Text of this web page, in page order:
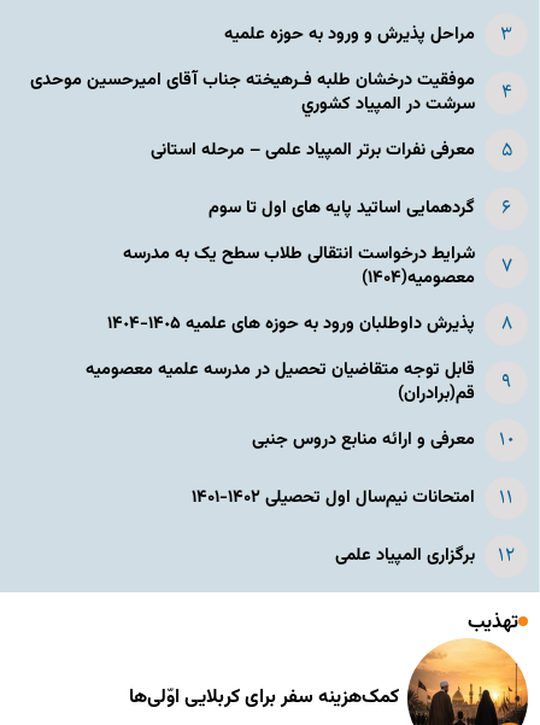
مراحل پذیرش و ورود به حوزه علمیه
موفقیت درخشان طلبه فـرهیخته جناب آقای امیرحسین موحدی
سرشت در المپياد كشوري
معرفی نفرات برتر المپیاد علمی – مرحله استانی
گردهمایی اساتید پایه های اول تا سوم
شرایط درخواست انتقالی طلاب سطح یک به مدرسه
معصومیه(۱۴۰۴)
پذیرش داوطلبان ورود به حوزه های علمیه ١۴٠۵-١۴٠۴
قابل توجه متقاضیان تحصیل در مدرسه علمیه معصومیه
قم(برادران)
معرفی و ارائه منابع دروس جنبی
امتحانات نیم‌سال اول تحصیلی ۱۴۰۲-۱۴۰۱
برگزاری المپیاد علمی
تهذیب
کمک‌هزینه سفر برای کربلایی اوّلی‌ها